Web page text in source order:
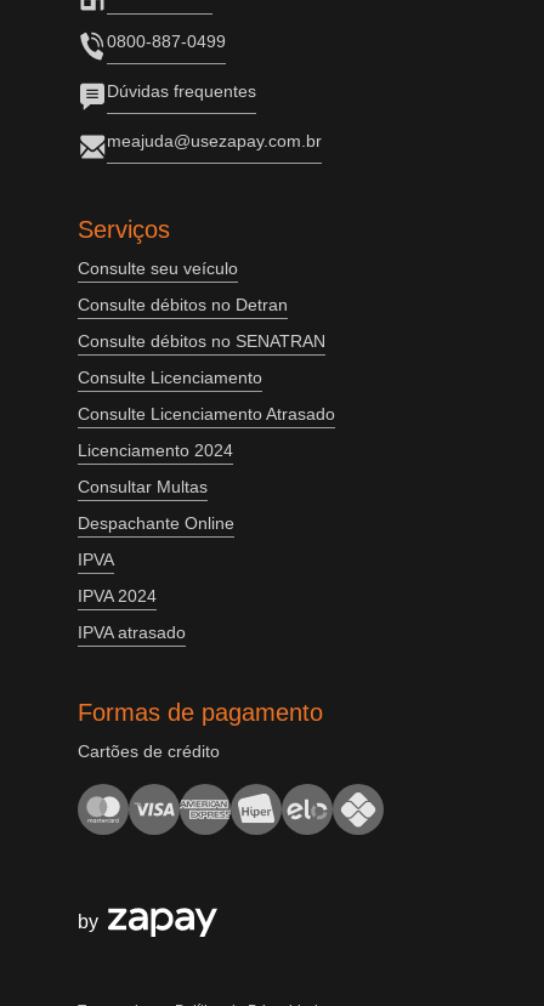
0800-887-0499
Dúvidas frequentes
meajuda@usezapay.com.br
Serviços
Consulte seu veículo
Consulte débitos no Detran
Consulte débitos no SENATRAN
Consulte Licenciamento
Consulte Licenciamento Atrasado
Licenciamento 2024
Consultar Multas
Despachante Online
IPVA
IPVA 2024
IPVA atrasado
Formas de pagamento
Cartões de crédito
by